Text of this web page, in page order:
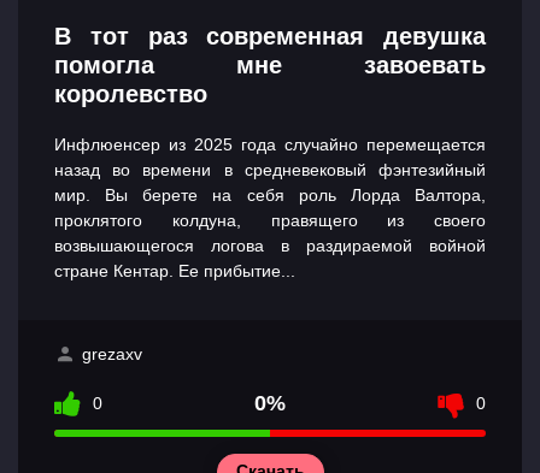
В тот раз современная девушка
помогла мне завоевать
королевство
Инфлюенсер из 2025 года случайно перемещается
назад во времени в средневековый фэнтезийный
мир. Вы берете на себя роль Лорда Валтора,
проклятого колдуна, правящего из своего
возвышающегося логова в раздираемой войной
стране Кентар. Ее прибытие...
grezaxv
0 0% 0